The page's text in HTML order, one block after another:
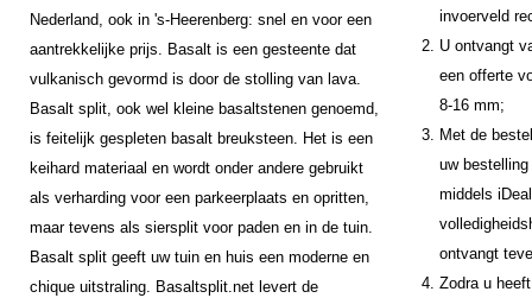
Nederland, ook in 's-Heerenberg: snel en voor een
aantrekkelijke prijs. Basalt is een gesteente dat
vulkanisch gevormd is door de stolling van lava.
Basalt split, ook wel kleine basaltstenen genoemd,
is feitelijk gespleten basalt breuksteen. Het is een
keihard materiaal en wordt onder andere gebruikt
als verharding voor een parkeerplaats en opritten,
maar tevens als siersplit voor paden en in de tuin.
Basalt split geeft uw tuin en huis een moderne en
chique uitstraling. Basaltsplit.net levert de
invoerveld
U ontvangt
een offerte
8-16 mm;
Met de
uw
middels
ontvangt
Zodra u